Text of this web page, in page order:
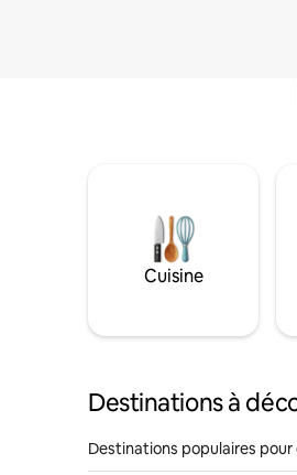
Cuisine
Destinations à
Destinations populaires